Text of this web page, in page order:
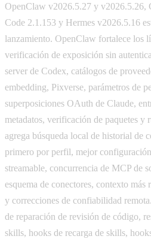
OpenClaw v2026.5.27 y v2026.5.26,
Code 2.1.153 y Hermes v2026.5.16
lanzamiento. OpenClaw fortalece los
verificación de exposición sin
server de Codex, catálogos de
embedding, Pixverse, parámetros de
superposiciones OAuth de Claude,
metadatos, verificación de paquetes y
agrega búsqueda local de historial de
primero por perfil, mejor
streamable, concurrencia de MCP de
esquema de conectores, contexto
y correcciones de confiabilidad
de reparación de revisión de código,
skills, hooks de recarga de skills,